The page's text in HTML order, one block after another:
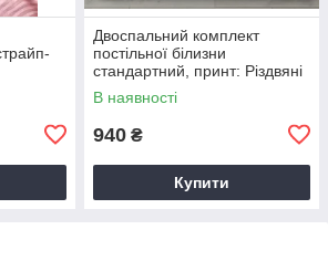
Двоспальний комплект
постільної білизни
стандартний, принт: Різдвяні
гноми
В наявності
940 ₴
Купити